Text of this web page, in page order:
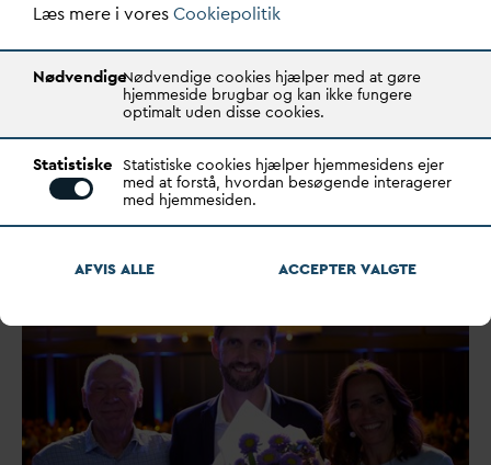
Visioner og politiske anbefalinger
forvandsektorens næste 100 år
blev skabt påDANVAs
jubilæumsårsmøde
”En fest, men også en arbejds-camp," kaldte nyvalgt
bestyrelsesformand Ellen Trane Nørby
Læs mere i voresCookiepolitik
NødvendigeNødvendige cookies hjælper med at gøre
hjemmeside brugbar og kan ikke fungere
optimalt uden disse cookies.
Statistiske Statistiske cookies hjælper hjemmesidens ejer
med at forstå, hvordan besøgende interagerer
med hjemmesiden.
AFVIS ALLE ACCEPTERVALGTE